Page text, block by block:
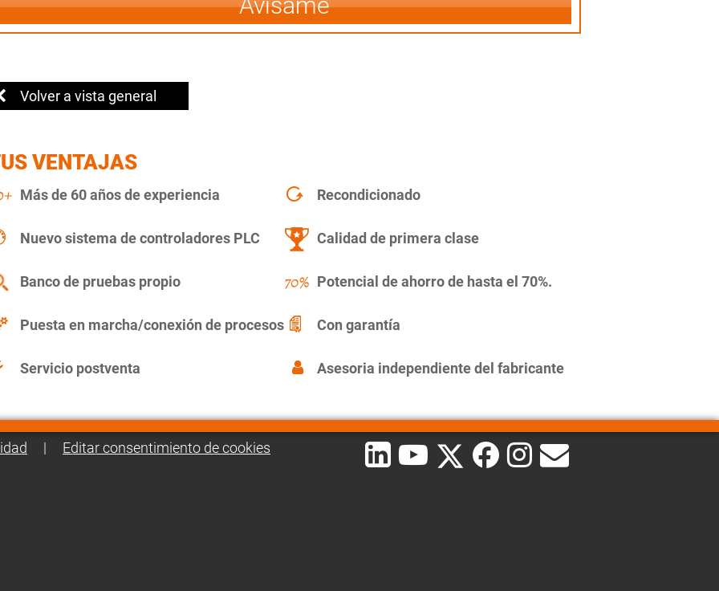
Volver a vista general
VENTAJAS
Más de 60 años de experiencia Recondicionado
Nuevo sistema de controladores PLC Calidad de primera clase
Banco de pruebas propio Potencial de ahorro de hasta el 70%.
Puesta en marcha/conexión de procesos Con garantía
Servicio postventa Asesoria independiente del fabricante
| Editar consentimiento de cookies